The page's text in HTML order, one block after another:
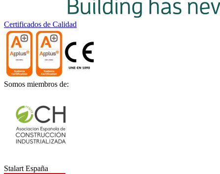
Certificados de Calidad
Somos miembros de:
Stalart España